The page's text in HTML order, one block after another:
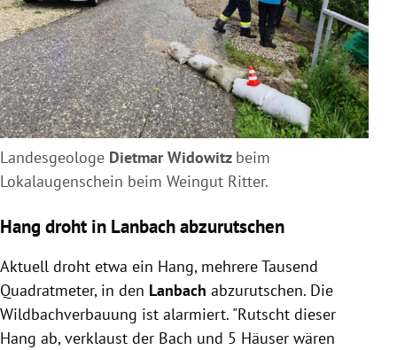
Landesgeologe Dietmar Widowitz beim
Lokalaugenschein beim Weingut Ritter.
Hang droht in Lanbach abzurutschen
Aktuell droht etwa ein Hang, mehrere Tausend
Quadratmeter, in den Lanbach abzurutschen. Die
Wildbachverbauung ist alarmiert. "Rutscht dieser
Hang ab, verklaust der Bach und 5 Häuser wären